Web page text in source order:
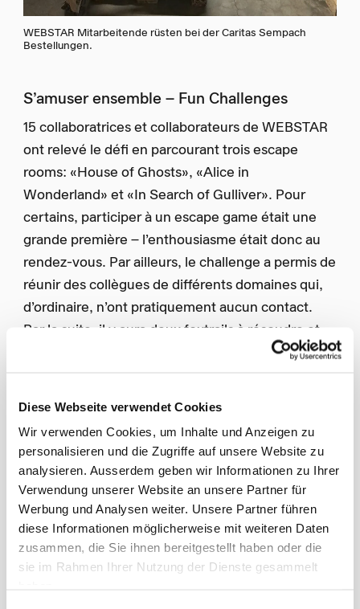
Diese Webseite verwendet Cookies
Wir verwenden Cookies, um Inhalte und Anzeigen zu
personalisieren und die Zugriffe auf unsere Website zu
analysieren. Ausserdem geben wir Informationen zu Ihrer
Verwendung unserer Website an unsere Partner für
Werbung und Analysen weiter. Unsere Partner führen
diese Informationen möglicherweise mit weiteren Daten
zusammen, die Sie ihnen bereitgestellt haben oder die
sie im Rahmen Ihrer Nutzung der Dienste gesammelt
WEBSTAR Mitarbeitende rüsten bei der Caritas Sempach
Bestellungen.
S’amuser ensemble – Fun Challenges
15 collaboratrices et collaborateurs de WEBSTAR
ont relevé le défi en parcourant trois escape
rooms: «House of Ghosts», «Alice in
Wonderland» et «In Search of Gulliver». Pour
certains, participer à un escape game était une
grande première – l’enthousiasme était donc au
rendez-vous. Par ailleurs, le challenge a permis de
réunir des collègues de différents domaines qui,
d’ordinaire, n’ont pratiquement aucun contact.
Par la suite, il y aura deux foxtrails à résoudre et
une excursion au parc d’aventure sera organisée